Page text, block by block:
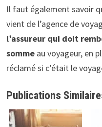
Il faut également savoir
vient de l’agence de
l’assureur qui doit
sommeau voyageur, en
réclamé si c’était le
Publications